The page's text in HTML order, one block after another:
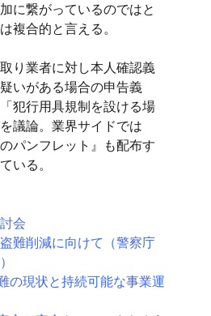
に繋がっているのではと
複合的と言える。
り業者に対し本人確認義
いがある場合の申告義
犯行用具規制を設ける場
議論。業界サイドでは
パンフレット』も配布す
いる。
会
難削減に向けて（警察庁
の現状と持続可能な事業運